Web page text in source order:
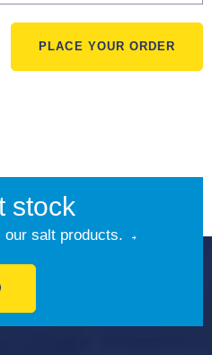
PLACE YOUR ORDER
stock
salt products.